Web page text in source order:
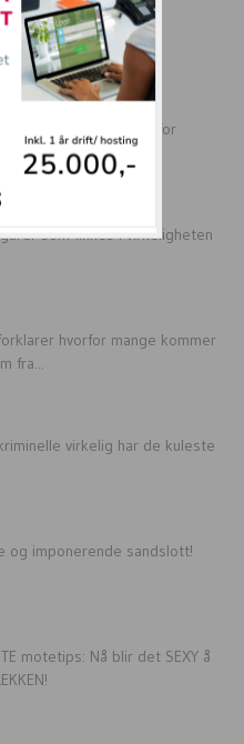
ranet butikk i Oslo for
som finnes i virkeligheten
hvorfor mange kommer
fra...
virkelig har de kuleste
og imponerende sandslott!
motetips: Nå blir det SEXY å